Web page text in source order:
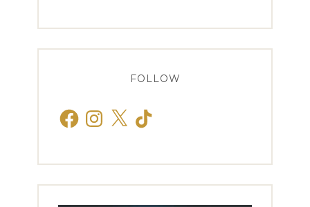
FOLLOW
FacebookInstagram
X TikTok